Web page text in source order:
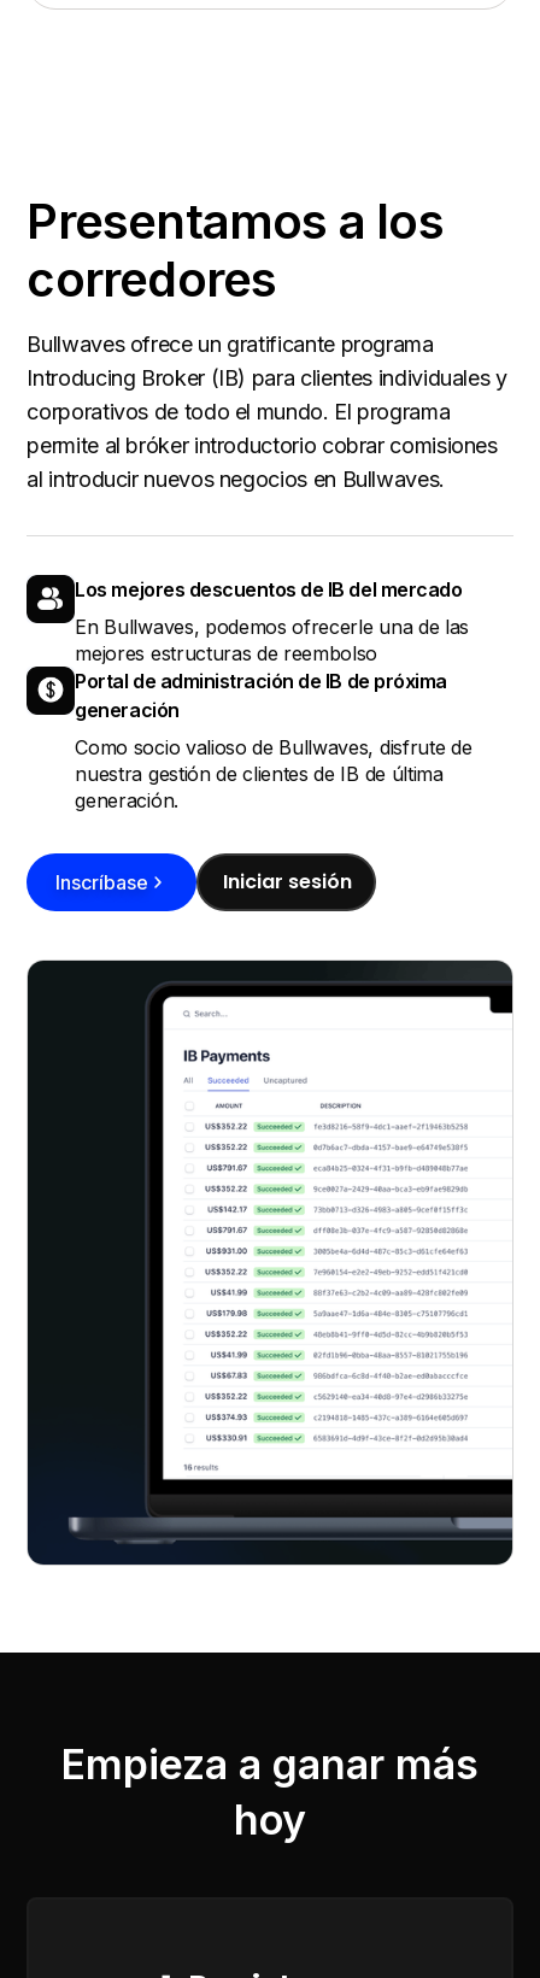
Presentamos a los
corredores
Bullwaves ofrece un gratificante programa
Introducing Broker (IB) para clientes individuales y
corporativos de todo el mundo. El programa
permite al bróker introductorio cobrar comisiones
al introducir nuevos negocios en Bullwaves.
Los mejores descuentos de IB del mercado
En Bullwaves, podemos ofrecerle una de las
mejores estructuras de reembolso
Portal de administración de IB de próxima
generación
Como socio valioso de Bullwaves, disfrute de
nuestra gestión de clientes de IB de última
generación.
Inscríbase Iniciar sesión
Empieza a ganar más
hoy